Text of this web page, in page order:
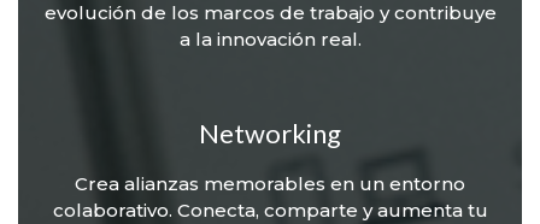
evolución de los marcos de trabajo y contribuye
a la innovación real.
Networking
Crea alianzas memorables en un entorno
colaborativo. Conecta, comparte y aumenta tu